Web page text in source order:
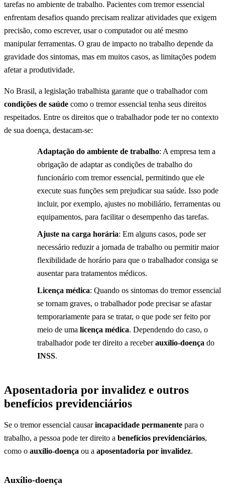
tarefas no ambiente de trabalho. Pacientes com tremor essencial
enfrentam desafios quando precisam realizar atividades que exigem
precisão, como escrever, usar o computador ou até mesmo
manipular ferramentas. O grau de impacto no trabalho depende da
gravidade dos sintomas, mas em muitos casos, as limitações podem
afetar a produtividade.
No Brasil, a legislação trabalhista garante que o trabalhador com
condições de saúde como o tremor essencial tenha seus direitos
respeitados. Entre os direitos que o trabalhador pode ter no contexto
de sua doença, destacam-se:
Adaptação do ambiente de trabalho: A empresa tem a
obrigação de adaptar as condições de trabalho do
funcionário com tremor essencial, permitindo que ele
execute suas funções sem prejudicar sua saúde. Isso pode
incluir, por exemplo, ajustes no mobiliário, ferramentas ou
equipamentos, para facilitar o desempenho das tarefas.
Ajuste na carga horária: Em alguns casos, pode ser
necessário reduzir a jornada de trabalho ou permitir maior
flexibilidade de horário para que o trabalhador consiga se
ausentar para tratamentos médicos.
Licença médica: Quando os sintomas do tremor essencial
se tornam graves, o trabalhador pode precisar se afastar
temporariamente para se tratar, o que pode ser feito por
meio de uma licença médica. Dependendo do caso, o
trabalhador pode ter direito a receberauxílio-doença do
INSS.
Aposentadoria por invalidez e outros
benefícios previdenciários
Se o tremor essencial causarincapacidade permanente para o
trabalho, a pessoa pode ter direito a benefícios previdenciários,
como o auxílio-doença ou a aposentadoria por invalidez.
Auxílio-doença